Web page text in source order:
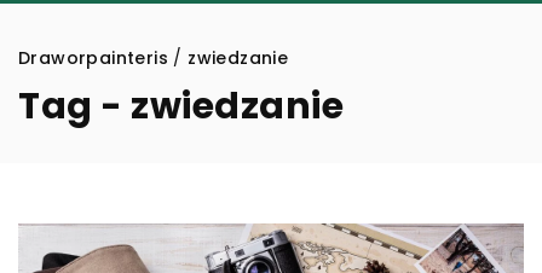
Draworpainteris / zwiedzanie
Tag - zwiedzanie